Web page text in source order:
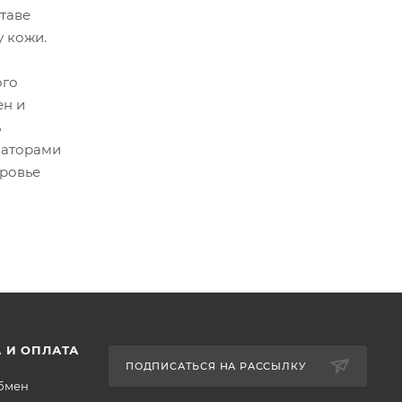
кожи.
и
И ОПЛАТА
ПОДПИСАТЬСЯ НА РАССЫЛКУ